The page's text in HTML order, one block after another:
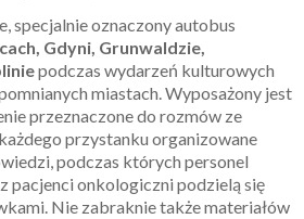
specjalnie oznaczony autobus
Gdyni, Grunwaldzie,
podczas wydarzeń kulturowych
miastach. Wyposażony jest
przeznaczone do rozmów ze
przystanku organizowane
podczas których personel
pacjenci onkologiczni podzielą się
Nie zabraknie także materiałów